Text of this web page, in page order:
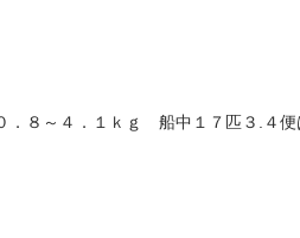
８～４．１ｋｇ 船中１７匹３.４便